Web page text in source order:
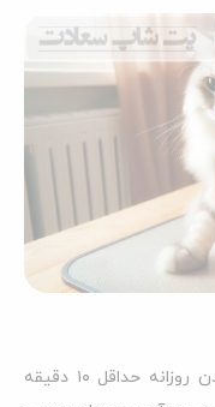
، برس کشیدن روزانه حداقل ۱۰ دقیقه